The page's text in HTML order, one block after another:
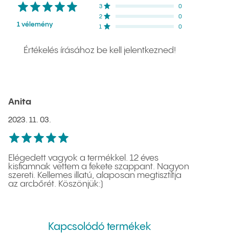
1 vélemény
3 csillag
0
2 csillag
0
1 csillag 0
Értékelés írásához be kell jelentkezned!
Anita
2023. 11. 03.
5 csillag
Elégedett vagyok a termékkel. 12 éves
kisfiamnak vettem a fekete szappant. Nagyon
szereti. Kellemes illatú, alaposan megtisztítja
az arcbőrét. Köszönjük:)
Kapcsolódó termékek